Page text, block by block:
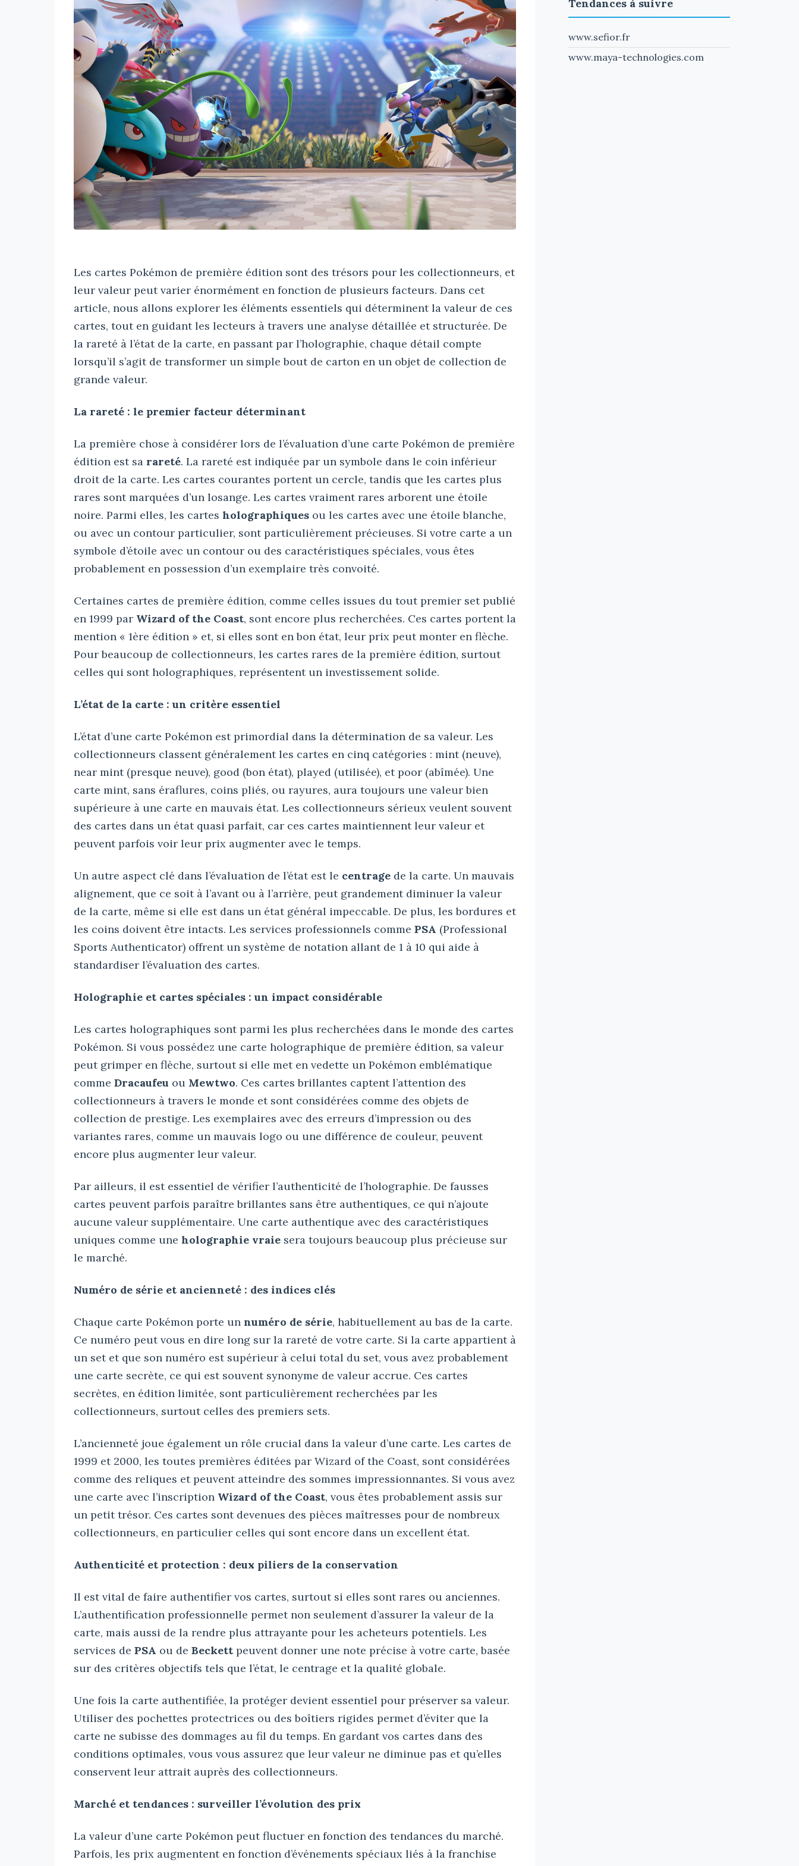
Les cartes Pokémon de première édition sont des trésors pour les collectionneurs, et
leur valeur peut varier énormément en fonction de plusieurs facteurs. Dans cet
article, nous allons explorer les éléments essentiels qui déterminent la valeur de ces
cartes, tout en guidant les lecteurs à travers une analyse détaillée et structurée. De
la rareté à l’état de la carte, en passant par l’holographie, chaque détail compte
lorsqu’il s’agit de transformer un simple bout de carton en un objet de collection de
grande valeur.
La rareté : le premier facteur déterminant
La première chose à considérer lors de l’évaluation d’une carte Pokémon de première
édition est sa rareté. La rareté est indiquée par un symbole dans le coin inférieur
droit de la carte. Les cartes courantes portent un cercle, tandis que les cartes plus
rares sont marquées d’un losange. Les cartes vraiment rares arborent une étoile
noire. Parmi elles, les cartes holographiques ou les cartes avec une étoile blanche,
ou avec un contour particulier, sont particulièrement précieuses. Si votre carte a un
symbole d’étoile avec un contour ou des caractéristiques spéciales, vous êtes
probablement en possession d’un exemplaire très convoité.
Certaines cartes de première édition, comme celles issues du tout premier set publié
en 1999 par Wizard of the Coast, sont encore plus recherchées. Ces cartes portent la
mention « 1ère édition » et, si elles sont en bon état, leur prix peut monter en flèche.
Pour beaucoup de collectionneurs, les cartes rares de la première édition, surtout
celles qui sont holographiques, représentent un investissement solide.
L’état de la carte : un critère essentiel
L’état d’une carte Pokémon est primordial dans la détermination de sa valeur. Les
collectionneurs classent généralement les cartes en cinq catégories : mint (neuve),
near mint (presque neuve), good (bon état), played (utilisée), et poor (abîmée). Une
carte mint, sans éraflures, coins pliés, ou rayures, aura toujours une valeur bien
supérieure à une carte en mauvais état. Les collectionneurs sérieux veulent souvent
des cartes dans un état quasi parfait, car ces cartes maintiennent leur valeur et
peuvent parfois voir leur prix augmenter avec le temps.
Un autre aspect clé dans l’évaluation de l’état est le centrage de la carte. Un mauvais
alignement, que ce soit à l’avant ou à l’arrière, peut grandement diminuer la valeur
de la carte, même si elle est dans un état général impeccable. De plus, les bordures et
les coins doivent être intacts. Les services professionnels comme PSA (Professional
Sports Authenticator) offrent un système de notation allant de 1 à 10 qui aide à
standardiser l’évaluation des cartes.
Holographie et cartes spéciales : un impact considérable
Les cartes holographiques sont parmi les plus recherchées dans le monde des cartes
Pokémon. Si vous possédez une carte holographique de première édition, sa valeur
peut grimper en flèche, surtout si elle met en vedette un Pokémon emblématique
comme Dracaufeu ou Mewtwo. Ces cartes brillantes captent l’attention des
collectionneurs à travers le monde et sont considérées comme des objets de
collection de prestige. Les exemplaires avec des erreurs d’impression ou des
variantes rares, comme un mauvais logo ou une différence de couleur, peuvent
encore plus augmenter leur valeur.
Par ailleurs, il est essentiel de vérifier l’authenticité de l’holographie. De fausses
cartes peuvent parfois paraître brillantes sans être authentiques, ce qui n’ajoute
aucune valeur supplémentaire. Une carte authentique avec des caractéristiques
uniques comme une holographie vraie sera toujours beaucoup plus précieuse sur
le marché.
Numéro de série et ancienneté : des indices clés
Chaque carte Pokémon porte un numéro de série, habituellement au bas de la carte.
Ce numéro peut vous en dire long sur la rareté de votre carte. Si la carte appartient à
un set et que son numéro est supérieur à celui total du set, vous avez probablement
une carte secrète, ce qui est souvent synonyme de valeur accrue. Ces cartes
secrètes, en édition limitée, sont particulièrement recherchées par les
collectionneurs, surtout celles des premiers sets.
L’ancienneté joue également un rôle crucial dans la valeur d’une carte. Les cartes de
1999 et 2000, les toutes premières éditées par Wizard of the Coast, sont considérées
comme des reliques et peuvent atteindre des sommes impressionnantes. Si vous avez
une carte avec l’inscription Wizard of the Coast, vous êtes probablement assis sur
un petit trésor. Ces cartes sont devenues des pièces maîtresses pour de nombreux
collectionneurs, en particulier celles qui sont encore dans un excellent état.
Authenticité et protection : deux piliers de la conservation
Il est vital de faire authentifier vos cartes, surtout si elles sont rares ou anciennes.
L’authentification professionnelle permet non seulement d’assurer la valeur de la
carte, mais aussi de la rendre plus attrayante pour les acheteurs potentiels. Les
services de PSA ou de Beckett peuvent donner une note précise à votre carte, basée
sur des critères objectifs tels que l’état, le centrage et la qualité globale.
Une fois la carte authentifiée, la protéger devient essentiel pour préserver sa valeur.
Utiliser des pochettes protectrices ou des boîtiers rigides permet d’éviter que la
carte ne subisse des dommages au fil du temps. En gardant vos cartes dans des
conditions optimales, vous vous assurez que leur valeur ne diminue pas et qu’elles
conservent leur attrait auprès des collectionneurs.
Marché et tendances : surveiller l’évolution des prix
La valeur d’une carte Pokémon peut fluctuer en fonction des tendances du marché.
Parfois, les prix augmentent en fonction d’événements spéciaux liés à la franchise
Tendances à suivre
www.sefior.fr
www.maya-technologies.com